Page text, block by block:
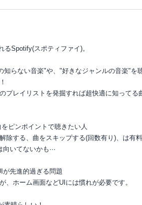
Spotify(スポティファイ)。
らない音楽"や、"好きなジャンルの音楽"を
プレイリストを発掘すれば超快適に知ってる
ピンポイントで聴きたい人
除する、曲をスキップする(回数有り)、は有
いてないかも···
が先進的過ぎる問題
、ホーム画面などUIには慣れが必要です。